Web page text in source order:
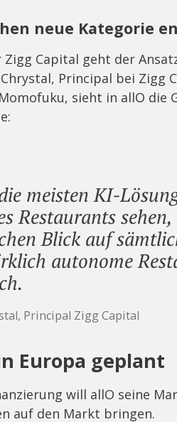
neue Kategorie
Zigg Capital geht der
Principal bei Zigg
sieht in allO die
meisten KI-
Restaurants
Blick auf
autonome
Principal Zigg Capital
Europa geplant
will allO seine
auf den Markt bringen.